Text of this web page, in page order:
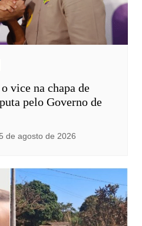
vice na chapa de
pelo Governo de
5 de agosto de 2026